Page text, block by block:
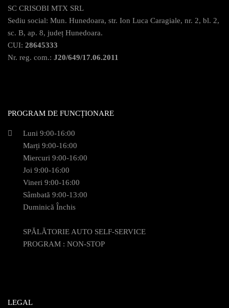
SC CRISOBI MTX SRL
Sediu social: Mun. Hunedoara, str. Ion Luca Caragiale, nr. 2, bl. 2,
sc. B, ap. 8, județ Hunedoara.
CUI: 28645333
Nr. reg. com.: J20/649/17.06.2011
PROGRAM DE FUNCȚIONARE
Luni 9:00-16:00
Marți 9:00-16:00
Miercuri 9:00-16:00
Joi 9:00-16:00
Vineri 9:00-16:00
Sâmbată 9:00-13:00
Duminică Închis
SPĂLĂTORIE AUTO SELF-SERVICE
PROGRAM : NON-STOP
LEGAL